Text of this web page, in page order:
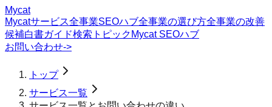
Mycat
Mycatサービス全事業SEOハブ全事業の選び方全事業の改善
候補白書ガイド検索トピック Mycat SEOハブ
お問い合わせ->
トップ
サービス一覧